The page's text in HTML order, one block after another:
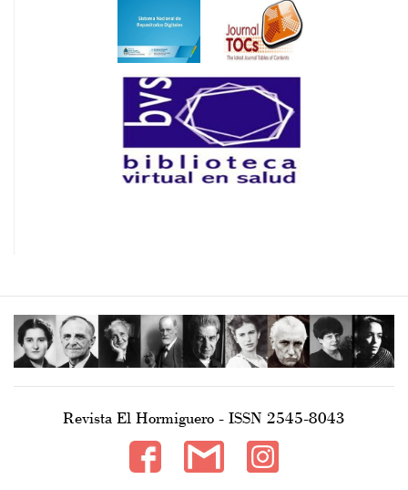
Revista El Hormiguero - ISSN 2545-8043